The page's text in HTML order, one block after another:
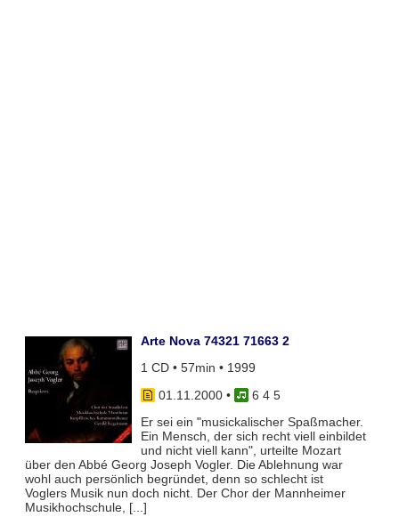
Arte Nova 74321 71663 2
1 CD • 57min • 1999
01.11.2000•
6 4 5
Er sei ein "musickalischer Spaßmacher.
Ein Mensch, der sich recht viell einbildet
und nicht viell kann", urteilte Mozart
über den Abbé Georg Joseph Vogler. Die Ablehnung war
wohl auch persönlich begründet, denn so schlecht ist
Voglers Musik nun doch nicht. Der Chor der Mannheimer
Musikhochschule, [...]